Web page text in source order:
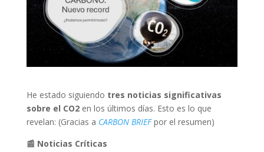
He estado siguiendo tres noticias significativas
sobre el CO2en los últimos días. Esto es lo que
revelan: (Gracias a CARBON BRIEFpor el resumen)
📰 Noticias Críticas